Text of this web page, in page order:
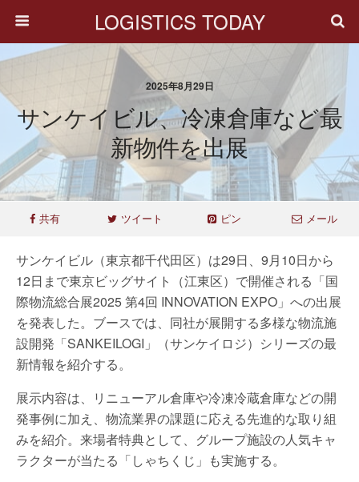
LOGISTICS TODAY
2025年8月29日
サンケイビル、冷凍倉庫など最
新物件を出展
共有 ツイート ピン メール
サンケイビル（東京都千代田区）は29日、9月10日から
12日まで東京ビッグサイト（江東区）で開催される「国
際物流総合展2025 第4回 INNOVATION EXPO」への出展
を発表した。ブースでは、同社が展開する多様な物流施
設開発「SANKEILOGI」（サンケイロジ）シリーズの最
新情報を紹介する。
展示内容は、リニューアル倉庫や冷凍冷蔵倉庫などの開
発事例に加え、物流業界の課題に応える先進的な取り組
みを紹介。来場者特典として、グループ施設の人気キャ
ラクターが当たる「しゃちくじ」も実施する。